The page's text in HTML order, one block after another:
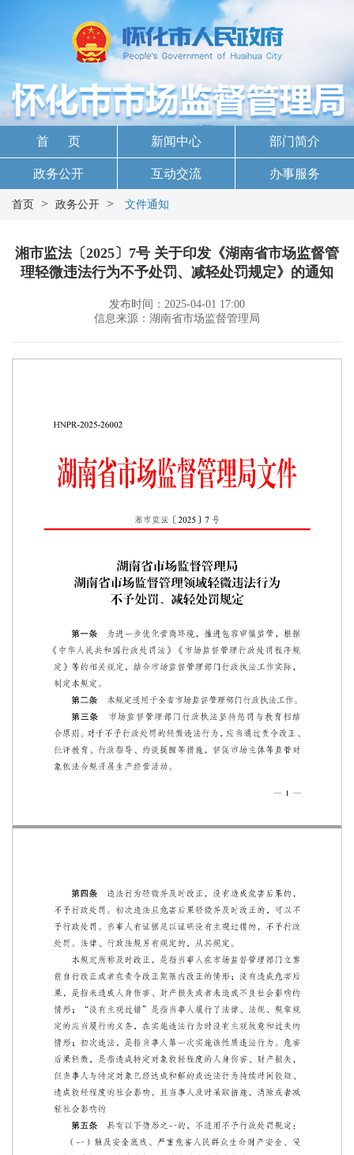
首 页 新闻中心 部门简介
政务公开 互动交流 办事服务
首页 > 政务公开 > 文件通知
湘市监法〔2025〕7号 关于印发《湖南省市场监督管
理轻微违法行为不予处罚、减轻处罚规定》的通知
发布时间：2025-04-01 17:00
信息来源：湖南省市场监督管理局